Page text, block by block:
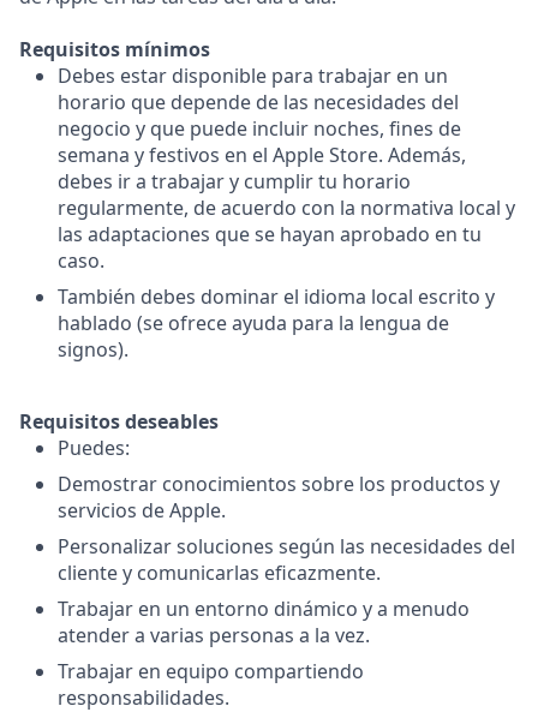
Requisitos mínimos
Debes estar disponible para trabajar en un
horario que depende de las necesidades del
negocio y que puede incluir noches, fines de
semana y festivos en el Apple Store. Además,
debes ir a trabajar y cumplir tu horario
regularmente, de acuerdo con la normativa local y
las adaptaciones que se hayan aprobado en tu
caso.
También debes dominar el idioma local escrito y
hablado (se ofrece ayuda para la lengua de
signos).
Requisitos deseables
Puedes:
Demostrar conocimientos sobre los productos y
servicios de Apple.
Personalizar soluciones según las necesidades del
cliente y comunicarlas eficazmente.
Trabajar en un entorno dinámico y a menudo
atender a varias personas a la vez.
Trabajar en equipo compartiendo
responsabilidades.